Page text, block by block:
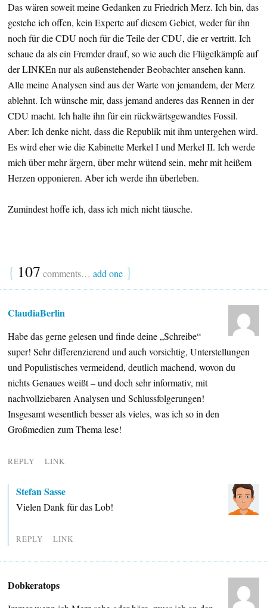
Das wären soweit meine Gedanken zu Friedrich Merz. Ich bin, das
gestehe ich offen, kein Experte auf diesem Gebiet, weder für ihn
noch für die CDU noch für die Teile der CDU, die er vertritt. Ich
schaue da als ein Fremder drauf, so wie auch die Flügelkämpfe auf
der LINKEn nur als außenstehender Beobachter ansehen kann.
Alle meine Analysen sind aus der Warte von jemandem, der Merz
ablehnt. Ich wünsche mir, dass jemand anderes das Rennen in der
CDU macht. Ich halte ihn für ein rückwärtsgewandtes Fossil.
Aber: Ich denke nicht, dass die Republik mit ihm untergehen wird.
Es wird eher wie die Kabinette Merkel I und Merkel II. Ich werde
mich über mehr ärgern, über mehr wütend sein, mehr mit heißem
Herzen opponieren. Aber ich werde ihn überleben.
Zumindest hoffe ich, dass ich mich nicht täusche.
{ 107 comments… add one }
ClaudiaBerlin
Habe das gerne gelesen und finde deine „Schreibe“
super! Sehr differenzierend und auch vorsichtig, Unterstellungen
und Populistisches vermeidend, deutlich machend, wovon du
nichts Genaues weißt – und doch sehr informativ, mit
nachvollziebaren Analysen und Schlussfolgerungen!
Insgesamt wesentlich besser als vieles, was ich so in den
Großmedien zum Thema lese!
REPLY LINK
Stefan Sasse
Vielen Dank für das Lob!
REPLY LINK
Dobkeratops